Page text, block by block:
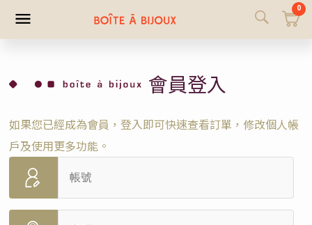
0
會員登入
如果您已經成為會員，登入即可快速查看訂單，修改個人帳
戶及使用更多功能。